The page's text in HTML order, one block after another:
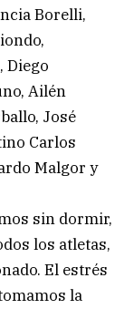
Borelli,
Diego
Ailén
José
Carlos
Malgor y
sin dormir,
los atletas,
El estrés
la